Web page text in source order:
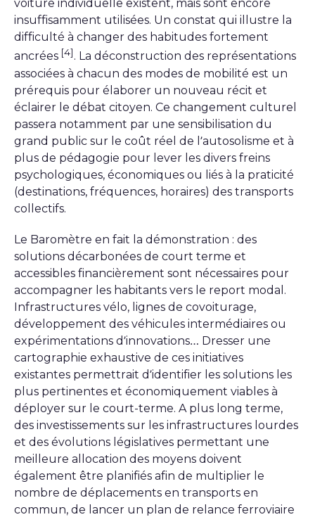
voiture individuelle existent, mais sont encore
insuffisamment utilisées. Un constat qui illustre la
difficulté à changer des habitudes fortement
ancrées [4]. La déconstruction des représentations
associées à chacun des modes de mobilité est un
prérequis pour élaborer un nouveau récit et
éclairer le débat citoyen. Ce changement culturel
passera notamment par une sensibilisation du
grand public sur le coût réel de l’autosolisme et à
plus de pédagogie pour lever les divers freins
psychologiques, économiques ou liés à la praticité
(destinations, fréquences, horaires) des transports
collectifs.
Le Baromètre en fait la démonstration : des
solutions décarbonées de court terme et
accessibles financièrement sont nécessaires pour
accompagner les habitants vers le report modal.
Infrastructures vélo, lignes de covoiturage,
développement des véhicules intermédiaires ou
expérimentations d’innovations… Dresser une
cartographie exhaustive de ces initiatives
existantes permettrait d’identifier les solutions les
plus pertinentes et économiquement viables à
déployer sur le court-terme. A plus long terme,
des investissements sur les infrastructures lourdes
et des évolutions législatives permettant une
meilleure allocation des moyens doivent
également être planifiés afin de multiplier le
nombre de déplacements en transports en
commun, de lancer un plan de relance ferroviaire